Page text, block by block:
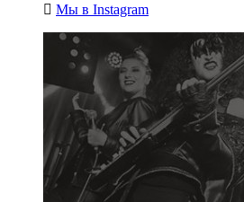
Мы в Instagram